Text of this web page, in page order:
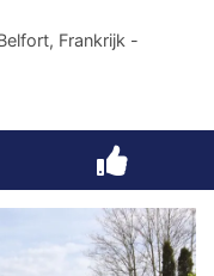
Frankrijk -